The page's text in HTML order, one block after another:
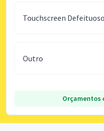
Touchscreen Defeituoso
Outro
Orçamentos